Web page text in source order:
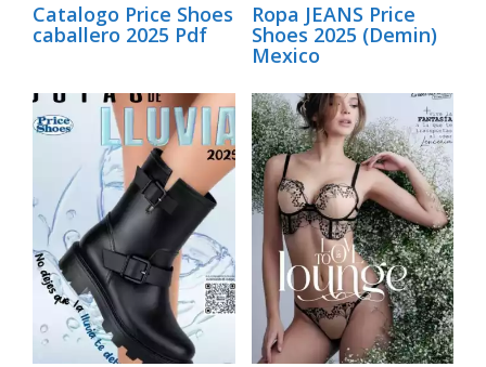
Catalogo Price Shoes
caballero 2025 Pdf
Ropa JEANS Price
Shoes 2025 (Demin)
Mexico